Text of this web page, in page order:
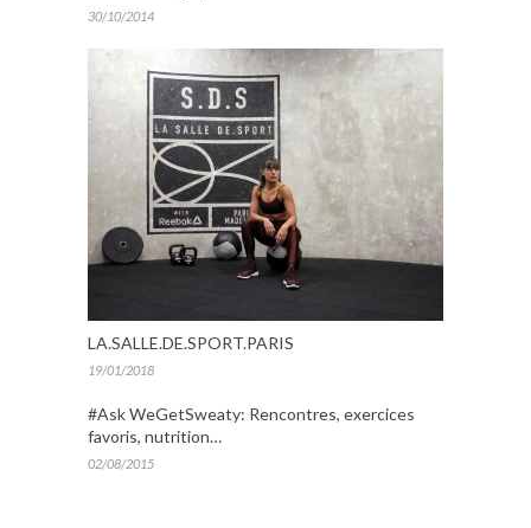
30/10/2014
LA.SALLE.DE.SPORT.PARIS
19/01/2018
#Ask WeGetSweaty: Rencontres, exercices
favoris, nutrition…
02/08/2015